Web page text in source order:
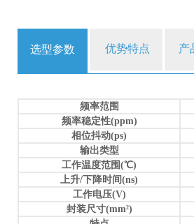
选型参数 优势特点 产
频率范围
频率稳定性(ppm)
相位抖动(ps)
输出类型
工作温度范围(℃)
上升/下降时间(ns)
工作电压(V)
封装尺寸(mm2)